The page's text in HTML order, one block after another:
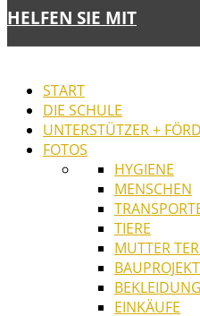
HELFEN SIE MIT
START
DIE SCHULE
UNTERSTÜTZER +
FOTOS
HYGIENE
MENSCHEN
TIERE
MUTTER
BEKLEIDUNG
EINKÄUFE